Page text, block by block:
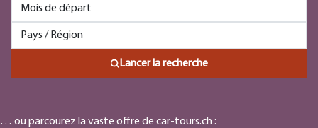
Lancer la recherche
… ou parcourez la vaste offre de car-tours.ch :